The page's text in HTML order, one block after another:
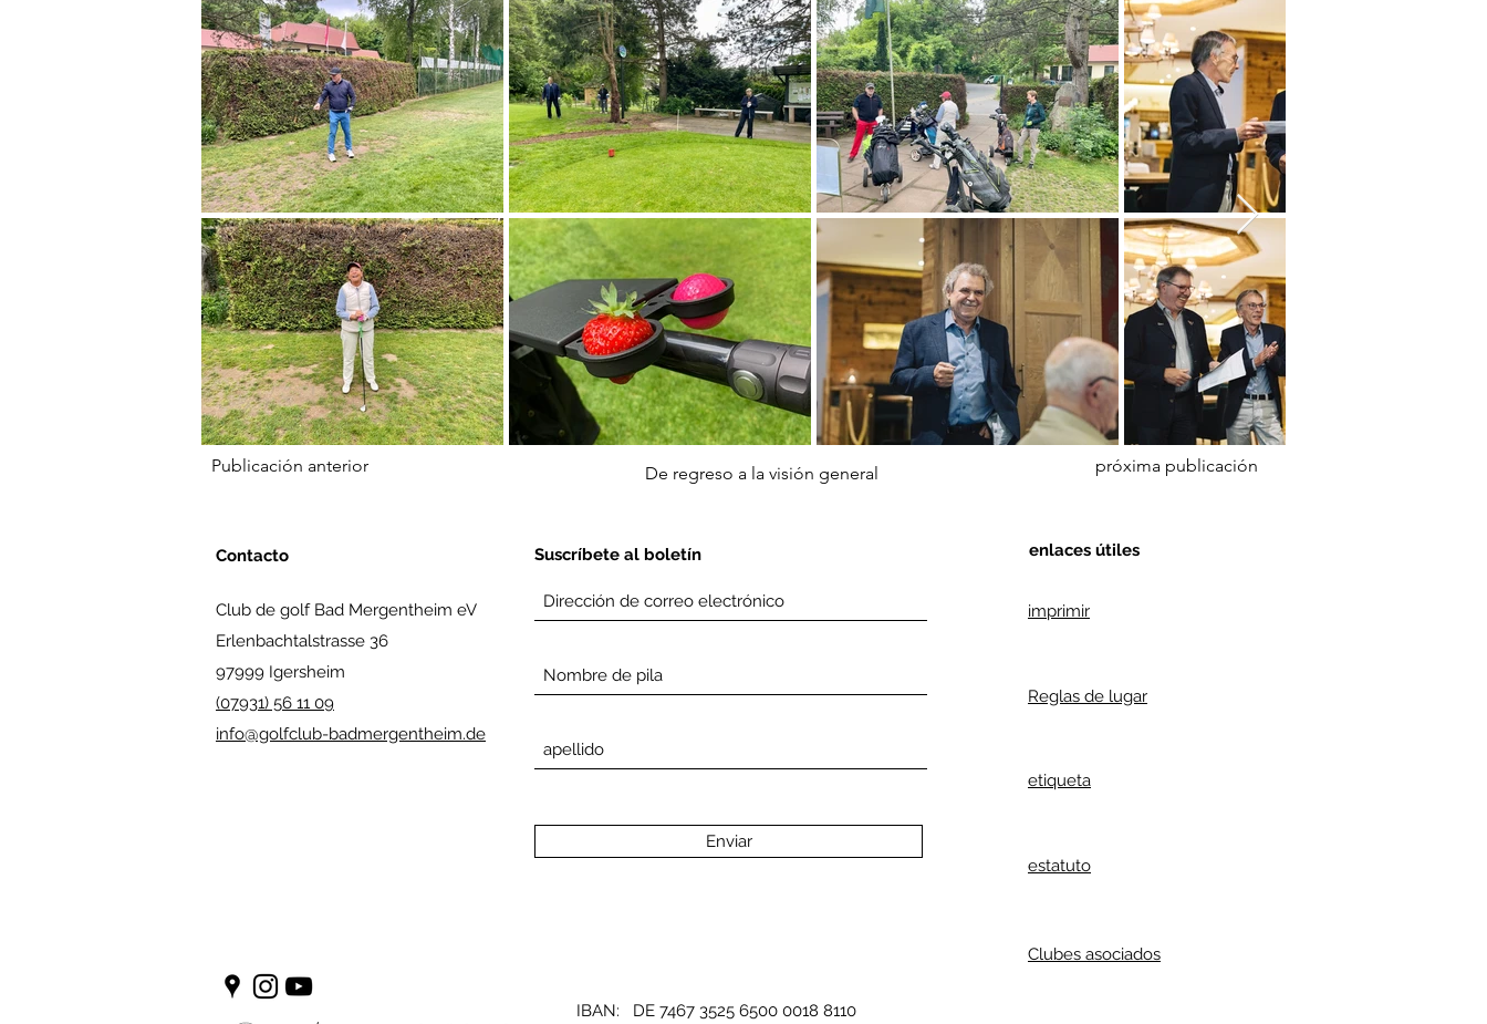
Publicación anterior De regreso a la visión general próxima publicación
Contacto
Club de golf Bad Mergentheim eV
Erlenbachtalstrasse 36
97999 Igersheim
(07931) 56 11 09
info@golfclub-badmergentheim.de
Suscríbete al boletín
Enviar
enlaces útiles
estatuto
imprimir
Reglas de lugar
etiqueta
Clubes asociados
IBAN: DE 7467 3525 6500 0018 8110